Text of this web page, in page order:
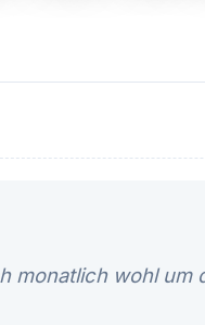
monatlich wohl um